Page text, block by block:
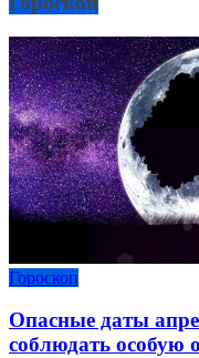
Гороскоп
Опасные даты
соблюдать особую